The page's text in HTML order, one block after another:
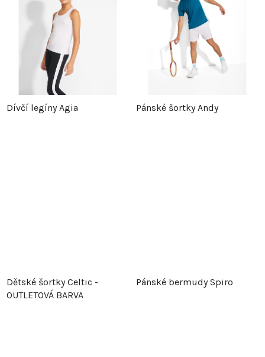
Dívčí legíny Agia Pánské šortky Andy
Dětské šortky Celtic -
OUTLETOVÁ BARVA
Pánské bermudy Spiro